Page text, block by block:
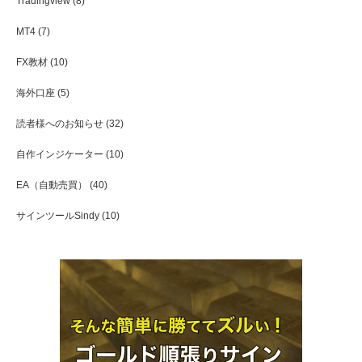
MT4 (7)
FX教材 (10)
海外口座 (5)
読者様へのお知らせ (32)
自作インジケーター (10)
EA（自動売買） (40)
サインツールSindy (10)